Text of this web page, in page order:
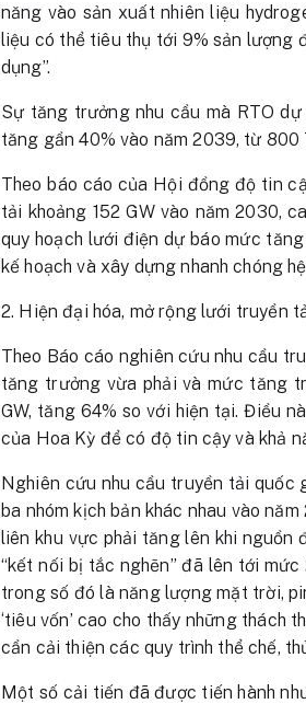
năng vào sản xuất nhiên liệu
liệu có thể tiêu thụ tới 9% sản lượng
dụng”.
Sự tăng trưởng nhu cầu mà RTO
tăng gần 40% vào năm 2039, từ 800
Theo báo cáo của Hội đồng độ tin
tải khoảng 152 GW vào năm 2030,
quy hoạch lưới điện dự báo mức
kế hoạch và xây dựng nhanh chóng
2. Hiện đại hóa, mở rộng lưới truyền
Theo Báo cáo nghiên cứu nhu cầu
tăng trưởng vừa phải và mức tăng
GW, tăng 64% so với hiện tại. Điều
của Hoa Kỳ để có độ tin cậy và khả
Nghiên cứu nhu cầu truyền tải quốc
ba nhóm kịch bản khác nhau vào
liên khu vực phải tăng lên khi nguồn
“kết nối bị tắc nghẽn” đã lên tới
trong số đó là năng lượng mặt trời,
‘tiêu vốn’ cao cho thấy những
cần cải thiện các quy trình thể chế,
Một số cải tiến đã được tiến hành